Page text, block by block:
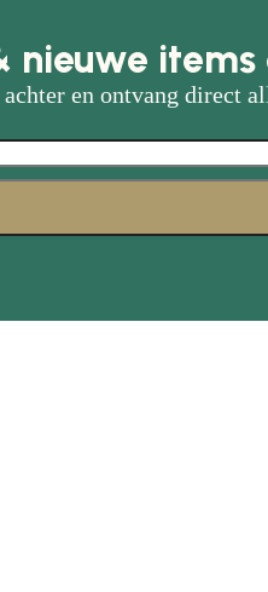
nieuwe
en ontvang direct